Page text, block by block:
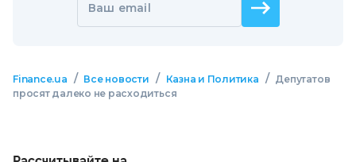
Ваш email
Finance.ua / Все новости / Казна и Политика / Депутатов
просят далеко не расходиться